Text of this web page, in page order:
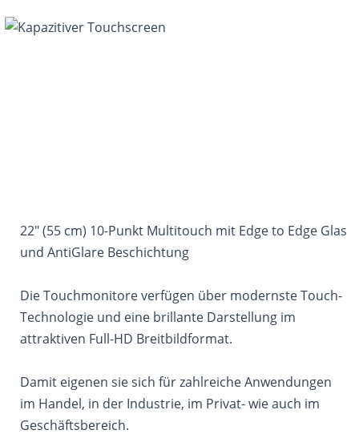
22" (55 cm) 10-Punkt Multitouch mit Edge to Edge Glas
und AntiGlare Beschichtung
Die Touchmonitore verfügen über modernste Touch-
Technologie und eine brillante Darstellung im
attraktiven Full-HD Breitbildformat.
Damit eigenen sie sich für zahlreiche Anwendungen
im Handel, in der Industrie, im Privat- wie auch im
Geschäftsbereich.